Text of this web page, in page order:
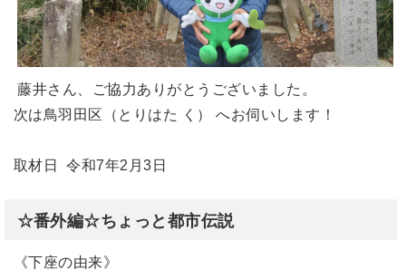
藤井さん、ご協力ありがとうございました。
次は鳥羽田区（とりはた く） へお伺いします！
取材日 令和7年2月3日
☆番外編☆ちょっと都市伝説
《下座の由来》